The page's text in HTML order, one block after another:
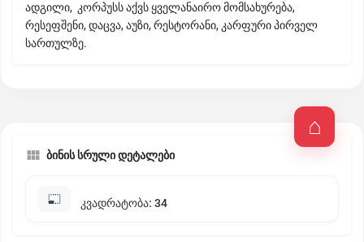
ადგილი, კორპუსს აქვს ყველანაირო მომსახურება,
რესეფშენი, დაცვა, აუზი, რესტორანი, კარფური პირველ
სართულზე.
ბინის სრული დეტალები
კვადრატობა: 34